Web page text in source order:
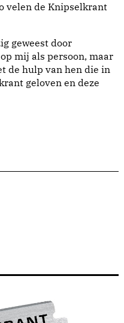
velen de Knipselkrant
geweest door
mij als persoon, maar
de hulp van hen die in
geloven en deze